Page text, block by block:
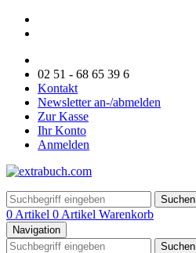
02 51 - 68 65 39 6
Kontakt
Newsletter an-/abmelden
Zur Kasse
Ihr Konto
Anmelden
Suchen
0 Artikel 0 Artikel Warenkorb
Navigation
Suchen